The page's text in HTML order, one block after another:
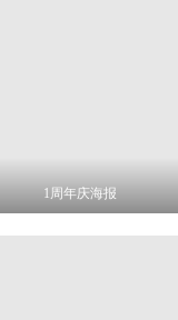
1周年庆海报